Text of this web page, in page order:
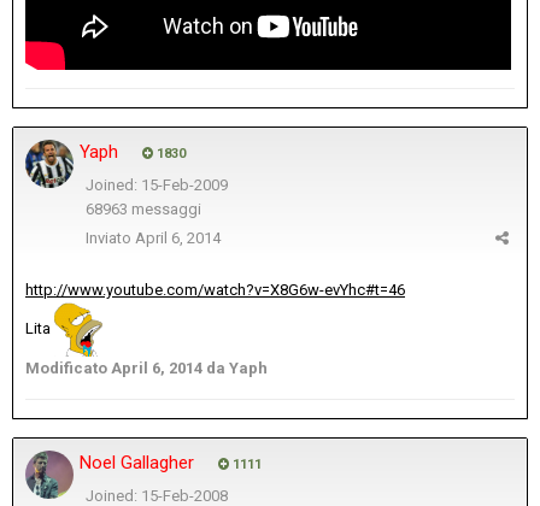
Yaph 1830
Joined: 15-Feb-2009
68963 messaggi
Inviato April 6, 2014
http://www.youtube.com/watch?v=X8G6w-evYhc#t=46
Lita
Modificato April 6, 2014 da Yaph
Noel Gallagher 1111
Joined: 15-Feb-2008